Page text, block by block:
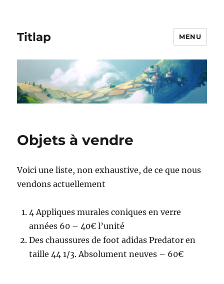
Titlap MENU
Objets à vendre
Voici une liste, non exhaustive, de ce que nous
vendons actuellement
4 Appliques murales coniques en verre
années 60 – 40€ l’unité
Des chaussures de foot adidas Predator en
taille 44 1/3. Absolument neuves – 60€